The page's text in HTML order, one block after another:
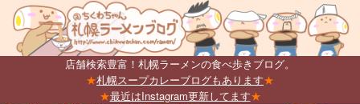
店舗検索豊富！札幌ラーメンの食べ歩きブログ。
★札幌スープカレーブログもあります★
★最近はInstagram更新してます★